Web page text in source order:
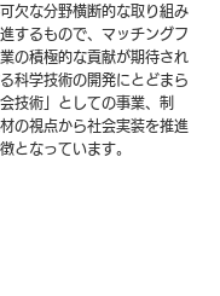
欠な分野横断的な取り組み
するもので、マッチングフ
の積極的な貢献が期待され
科学技術の開発にとどまら
技術」としての事業、制
の視点から社会実装を推進
となっています。